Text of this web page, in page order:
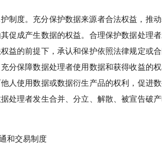
制度。充分保护数据来源者合法权益，推
促成产生数据的权益。合理保护数据处理
益的前提下，承认和保护依照法律规定或
分保障数据处理者使用数据和获得收益的
人使用数据或数据衍生产品的权利，促进
处理者发生合并、分立、解散、被宣告破
和交易制度